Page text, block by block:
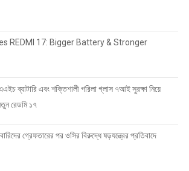
REDMI 17: Bigger Battery & Stronger
ব্যাটারি এবং শক্তিশালী গরিলা গ্লাস ৭আই সুরক্ষা নিয়ে
রেডমি ১৭
গ্রেফতারের পর ওসির বিরুদ্ধে ষড়যন্ত্রের প্রতিবাদে